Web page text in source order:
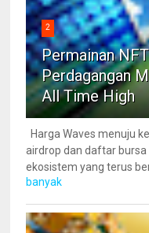
2
Permainan
Perdagangan
All Time High
Harga Waves menuju
airdrop dan daftar
ekosistem yang terus
banyak